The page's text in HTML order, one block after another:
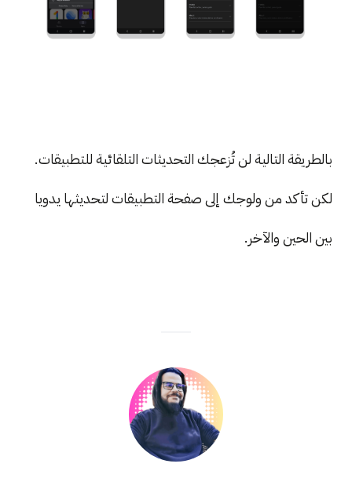
بالطريقة التالية لن تُزعجك التحديثات التلقائية للتطبيقات.
لكن تأكد من ولوجك إلى صفحة التطبيقات لتحديثها يدويا
بين الحين والآخر.